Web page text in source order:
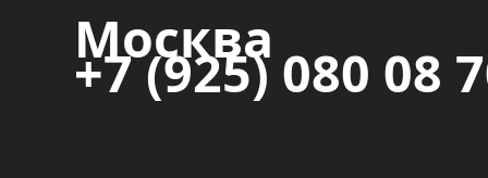
Москва
+7 (925) 080 08